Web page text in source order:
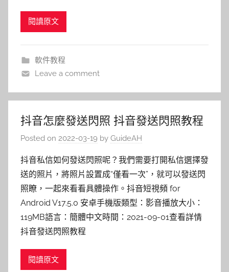
閱讀原文
軟件教程
Leave a comment
抖音怎麼發送閃照 抖音發送閃照教程
Posted on 2022-03-19 by GuideAH
抖音私信如何發送閃照呢？我們需要打開私信選擇發
送的照片，將照片設置成“僅看一次”，就可以發送閃
照瞭，一起來看看具體操作。抖音短視頻 for
Android V17.5.0 安卓手機版類型：影音播放大小：
119MB語言：簡體中文時間：2021-09-01查看詳情
抖音發送閃照教程
閱讀原文